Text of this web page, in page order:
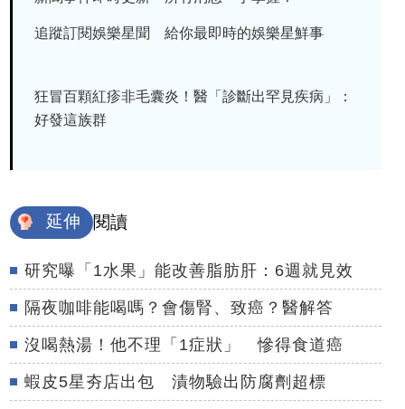
追蹤訂閱娛樂星聞 給你最即時的娛樂星鮮事
狂冒百顆紅疹非毛囊炎！醫「診斷出罕見疾病」：
好發這族群
延伸 閱讀
研究曝「1水果」能改善脂肪肝：6週就見效
隔夜咖啡能喝嗎？會傷腎、致癌？醫解答
沒喝熱湯！他不理「1症狀」 慘得食道癌
蝦皮5星夯店出包 漬物驗出防腐劑超標